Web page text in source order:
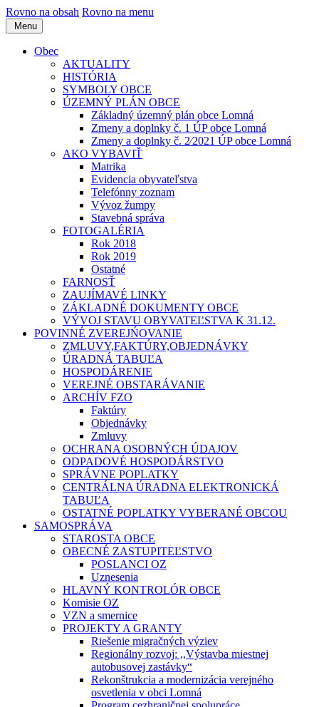
Rovno na obsah Rovno na menu
Menu
Obec
AKTUALITY
HISTÓRIA
SYMBOLY OBCE
ÚZEMNÝ PLÁN OBCE
Základný územný plán obce Lomná
Zmeny a doplnky č. 1 ÚP obce Lomná
Zmeny a doplnky č. 2⁄2021 ÚP obce Lomná
AKO VYBAVIŤ
Matrika
Evidencia obyvateľstva
Telefónny zoznam
Vývoz žumpy
Stavebná správa
FOTOGALÉRIA
Rok 2018
Rok 2019
Ostatné
FARNOSŤ
ZAUJÍMAVÉ LINKY
ZÁKLADNÉ DOKUMENTY OBCE
VÝVOJ STAVU OBYVATEĽSTVA K 31.12.
POVINNÉ ZVEREJŃOVANIE
ZMLUVY,FAKTÚRY,OBJEDNÁVKY
ÚRADNÁ TABUĽA
HOSPODÁRENIE
VEREJNÉ OBSTARÁVANIE
ARCHÍV FZO
Faktúry
Objednávky
Zmluvy
OCHRANA OSOBNÝCH ÚDAJOV
ODPADOVÉ HOSPODÁRSTVO
SPRÁVNE POPLATKY
CENTRÁLNA ÚRADNA ELEKTRONICKÁ
TABUĽA
OSTATNÉ POPLATKY VYBERANÉ OBCOU
SAMOSPRÁVA
STAROSTA OBCE
OBECNÉ ZASTUPITEĽSTVO
POSLANCI OZ
Uznesenia
HLAVNÝ KONTROLÓR OBCE
Komisie OZ
VZN a smernice
PROJEKTY A GRANTY
Riešenie migračných výziev
Regionálny rozvoj: ,,Výstavba miestnej
autobusovej zastávky“
Rekonštrukcia a modernizácia verejného
osvetlenia v obci Lomná